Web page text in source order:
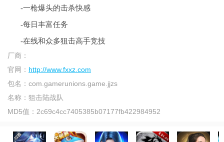
-一枪爆头的击杀快感
-每日丰富任务
-在线和众多狙击高手竞技
厂商：
官网： http://www.fxxz.com
包名： com.gamerunions.game.jjzs
名称： 狙击陆战队
MD5值： 2c69c4cc7405385b07177fb422984952